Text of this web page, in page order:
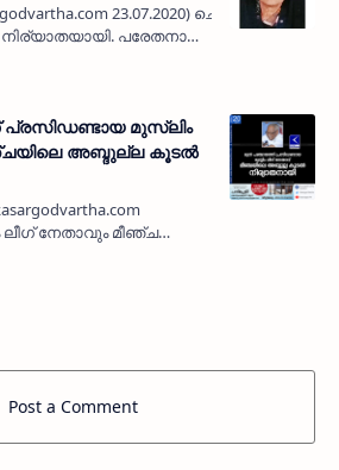
23.07.2020) ചെര്‍ക്കളയിലെ
പരേതനായ
കുഞ്ഞി ഹാജിയുടെ
എച്ച് മ…
മുസ്ലിം
അബ്ദുല്ല കൂടല്‍
ലീഗ് നേതാവും മീഞ്ച
അബ്ദുല്ല കൂടല്‍
Post a Comment